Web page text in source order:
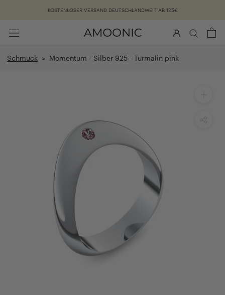
KOSTENLOSER VERSAND DEUTSCHLANDWEIT AB 125€
Schmuck > Momentum - Silber 925 - Turmalin pink